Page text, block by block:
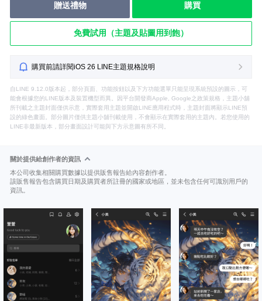
贈送禮物 購買
免費試用（主題及貼圖用到飽）
購買前請詳閱iOS 26 LINE主題規格說明
自LINE 9.12.0版本起，部分頁面、功能按鈕以及下方功能選單只能呈現系統預設的圖示，可
能會根據您的LINE版本及裝置機型而異。因平台開發商Apple, Google之政策規格，主題小舖
所刊載之主題封面僅供示意，實際套用主題並開啟LINE應用程式時，主題封面將顯示LINE預
設的綠色畫面。部分圖片僅供主題小舖刊載使用，不會顯示在實際套用的主題內。若您使用的
LINE非最新版本，部分畫面設計可能與下方示意圖有所不同。
關於提供給創作者的資訊
本公司收集相關購買數據以提供販售報告給內容創作者。
該販售報告包含購買日期及購買者所註冊的國家或地區，並未包含任何可識別用戶的
資訊。